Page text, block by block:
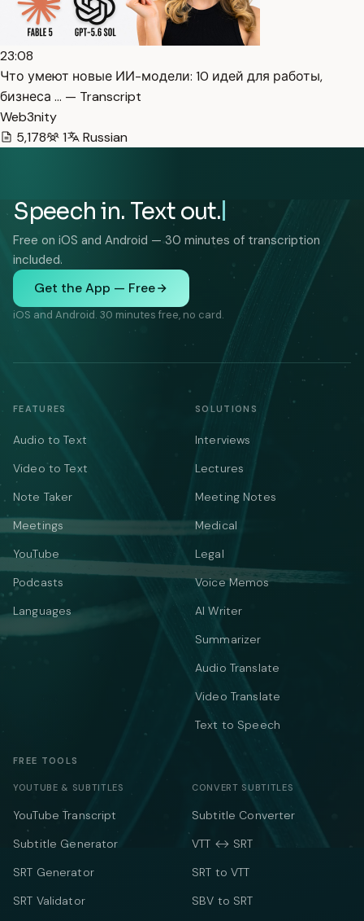
23:08
Что умеют новые ИИ-модели: 10 идей для работы,
бизнеса … — Transcript
Web3nity
5,178
1 Russian
Speech in. Text out.
Free on iOS and Android — 30 minutes of transcription
included.
Get the App — Free
iOS and Android. 30 minutes free, no card.
FEATURES
Audio to Text
Video to Text
Note Taker
Meetings
YouTube
Podcasts
Languages
SOLUTIONS
Interviews
Lectures
Meeting Notes
Medical
Legal
Voice Memos
AI Writer
Summarizer
Audio Translate
Video Translate
Text to Speech
FREE TOOLS
YOUTUBE & SUBTITLES
YouTube Transcript
Subtitle Generator
SRT Generator
SRT Validator
CONVERT SUBTITLES
Subtitle Converter
VTT ↔ SRT
SRT to VTT
SBV to SRT